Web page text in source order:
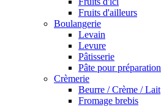
Fruits d'ailleurs
Boulangerie
Levain
Levure
Pâtisserie
Pâte pour préparation
Crèmerie
Beurre / Crème / Lait
Fromage brebis